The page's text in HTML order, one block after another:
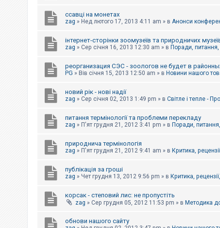
ссавці на монетах
zag » Нед лютого 17, 2013 4:11 am » в Анонси
інтернет-сторінки зоомузеїв та природничих
zag » Сер січня 16, 2013 12:30 am » в Поради, питання,
реорганизация СЭС - зоологов не будет в
PG » Вів січня 15, 2013 12:50 am » в Новини нашого
новий рік - нові надії
zag » Сер січня 02, 2013 1:49 pm » в Світле і тепле -
питання термінології та проблеми перекладу
zag » П'ят грудня 21, 2012 3:41 pm » в Поради,
природнича термінологія
zag » П'ят грудня 21, 2012 9:41 am » в Критика,
публікація за гроші
zag » Чет грудня 13, 2012 9:56 pm » в Критика,
корсак - степовий лис: не пропустіть
zag » Сер грудня 05, 2012 11:53 pm » в Методика
обнови нашого сайту